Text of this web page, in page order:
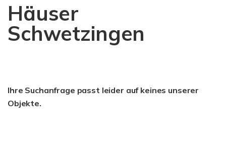
Häuser
Schwetzingen
Ihre Suchanfrage passt leider auf keines unserer
Objekte.